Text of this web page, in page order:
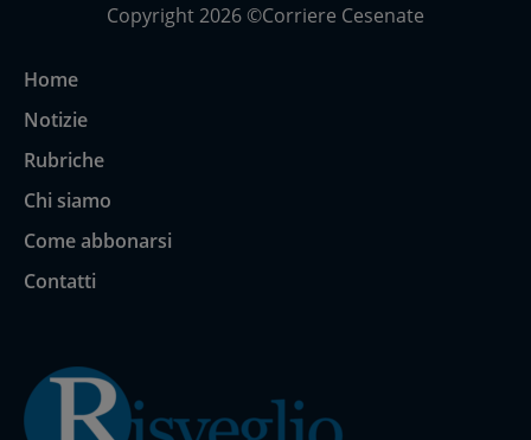
Copyright 2026 ©Corriere Cesenate
Home
Notizie
Rubriche
Chi siamo
Come abbonarsi
Contatti